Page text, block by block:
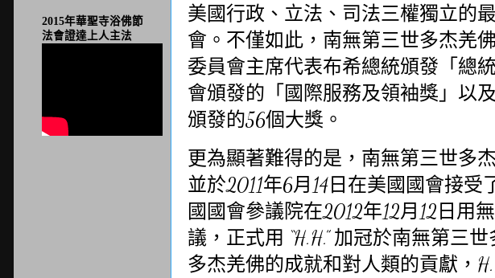
美國行政、立法、司法三權獨立的
會。不僅如此，南無第三世多杰羌
委員會主席代表布希總統頒發「總
會頒發的「國際服務及領袖獎」以
頒發的56個大獎。
更為顯著難得的是，南無第三世多
並於2011年6月 14日在美國國會接受
國國會參議院在2012年12月 12日用
議，正式用 “H.H.”加冠於南無第三
多杰羌佛的成就和對人類的貢獻，
2015年華聖寺浴佛節
法會證達上人主法